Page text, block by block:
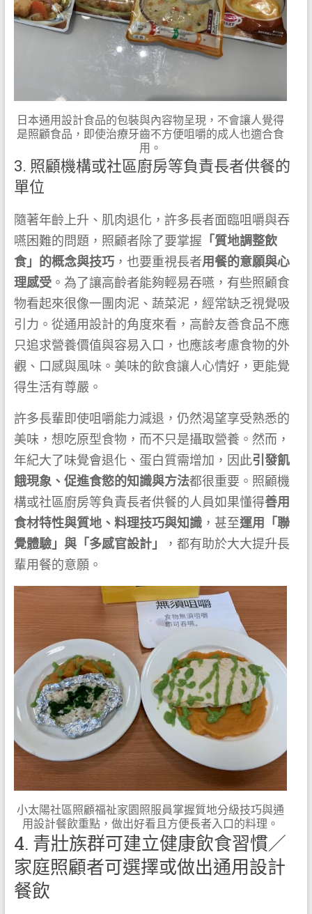
日本通用設計食品的包裝與內容物呈現，不會讓人覺得
是照顧食品，即使治療牙齒不方便咀嚼的成人也適合食
用。
3. 照顧機構或社區廚房等負責長者供餐的
單位
隨著年齡上升、肌肉退化，許多長者面臨咀嚼與吞
嚥困難的問題，照顧者除了要掌握 「質地調整飲
食」的概念與技巧，也要重視長者用餐的意願與心
理感受。為了讓高齡者能夠輕易吞嚥，有些照顧食
物看起來很像一團肉泥、蔬菜泥，經常缺乏視覺吸
引力。從通用設計的角度來看，高齡友善食品不應
只追求營養價值與容易入口，也應該考慮食物的外
觀、口感與風味。美味的飲食讓人心情好，更能覺
得生活有尊嚴。
許多長輩即使咀嚼能力減退，仍然渴望享受熟悉的
美味，想吃原型食物，而不只是攝取營養。然而，
年紀大了味覺會退化、蛋白質需增加，因此引發飢
餓現象、促進食慾的知識與方法都很重要。照顧機
構或社區廚房等負責長者供餐的人員如果懂得善用
食材特性與質地、料理技巧與知識，甚至運用「聯
覺體驗」與「多感官設計」
，都有助於大大提升長
輩用餐的意願。
小太陽社區照顧福祉家園照服員掌握質地分級技巧與通
用設計餐飲重點，做出好看且方便長者入口的料理。
4. 青壯族群可建立健康飲食習慣／
家庭照顧者可選擇或做出通用設計
餐飲